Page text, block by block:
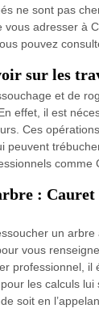
ne sont pas
vous adresser à
pouvez
sur les
et de
effet, il est
Ces
peuvent
comme
:
un
vous
professionnel,
les calculs
soit en